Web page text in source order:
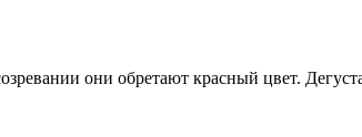
они обретают красный цвет.